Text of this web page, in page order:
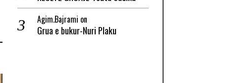
Agim.Bajrami on
Grua e bukur-Nuri Plaku